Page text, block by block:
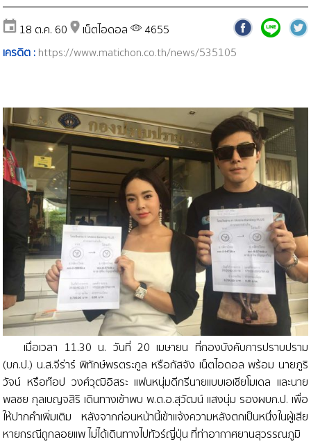
18 ต.ค. 60 เน็ตไอดอล
4655
เครดิต : https://www.matichon.co.th/news/535105
เมื่อเวลา 11.30 น. วันที่ 20 เมษายน ที่กองบังคับการปราบปราม
(บก.ป.) น.ส.จีร่าร์ พิทักษ์พรตระกูล หรือกัสจัง เน็ตไอดอล พร้อม นายภูริ
วัจน์ หรือท๊อป วงศ์วุฒิอิสระ แฟนหนุ่มดีกรีนายแบบเอเชียโมเดล และนาย
พลชย กุลเบญจสิริ เดินทางเข้าพบ พ.ต.อ.สุวัฒน์ แสงนุ่ม รองผบก.ป. เพื่อ
ให้ปากคำเพิ่มเติม หลังจากก่อนหน้านี้เข้าแจ้งความหลังตกเป็นหนึ่งในผู้เสีย
หายกรณีถูกลอยแพ ไม่ได้เดินทางไปทัวร์ญี่ปุ่น ที่ท่าอากาศยานสุวรรณภูมิ